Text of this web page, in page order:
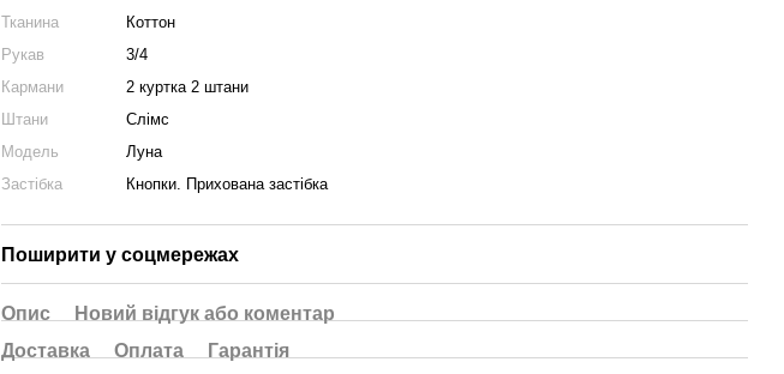
Тканина
Коттон
Рукав
3/4
Кармани
2 куртка 2 штани
Штани
Слімс
Модель
Луна
Застібка
Кнопки. Прихована застібка
Поширити у соцмережах
Опис
Новий відгук або коментар
Доставка
Оплата Гарантія